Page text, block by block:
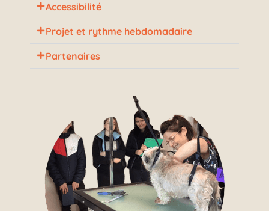
Accessibilité
Projet et rythme hebdomadaire
Partenaires